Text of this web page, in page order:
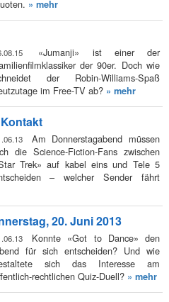
» mehr
«Jumanji» ist einer der
der 90er. Doch wie
der Robin-Williams-Spaß
im Free-TV ab? » mehr
Am Donnerstagabend müssen
die Science-Fiction-Fans zwischen
Trek» auf kabel eins und Tele 5
– welcher Sender fährt
20. Juni 2013
Konnte «Got to Dance» den
für sich entscheiden? Und wie
sich das Interesse am
rechtlichen Quiz-Duell? » mehr